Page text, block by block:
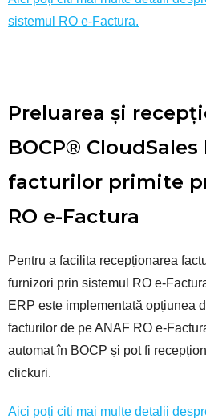
sistemul RO e-Factura.
Preluarea și
BOCP® CloudSales
facturilor primite
RO e-Factura
Pentru a facilita recepționarea
furnizori prin sistemul RO e-
ERP este implementată opțiunea
facturilor de pe ANAF RO e-
automat în BOCP și pot fi
clickuri.
Aici poți citi mai multe detalii